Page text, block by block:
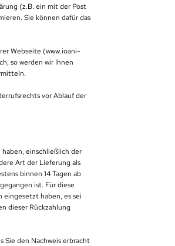
(z.B. ein mit der Post
Sie können dafür das
Webseite (www.ioani-
so werden wir Ihnen
vor Ablauf der
einschließlich der
Art der Lieferung als
binnen 14 Tagen ab
ist. Für diese
eingesetzt haben, es sei
dieser Rückzahlung
Sie den Nachweis erbracht